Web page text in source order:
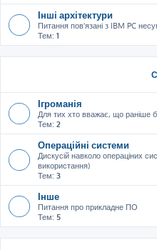
Інші архітектури
Питання пов'язані з IBM PC
Тем: 1
Ігроманія
Для тих хто вважає, що раніше
Тем: 2
Операційні системи
Дискусій навколо операціних
використання)
Тем: 3
Інше
Питання про прикладне ПО
Тем: 5